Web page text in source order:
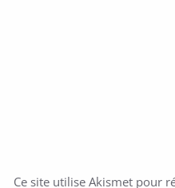
Ce site utilise Akismet pour